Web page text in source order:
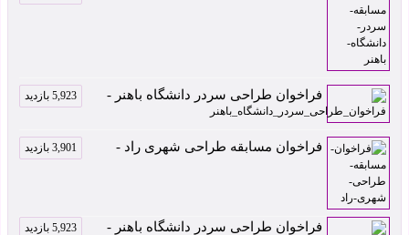
فراخوان طراحی سردر دانشگاه باهنر - 5,923 بازدید
فراخوان مسابقه طراحی شهری راد - 3,901 بازدید
فراخوان طراحی سردر دانشگاه باهنر - 5,923 بازدید